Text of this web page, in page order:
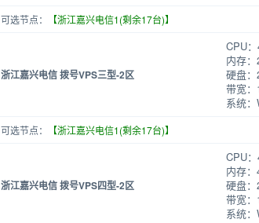
可选节点： 【浙江嘉兴电信1(剩余17台)】
浙江嘉兴电信 拨号VPS三型-2区
CPU
内存
硬盘
带宽
系统
可选节点： 【浙江嘉兴电信1(剩余17台)】
浙江嘉兴电信 拨号VPS四型-2区
CPU
内存
硬盘
带宽
系统